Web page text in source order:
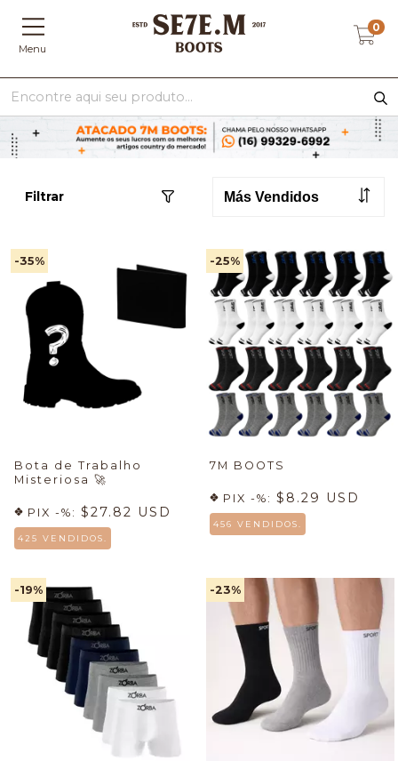
Menu
0
Filtrar
-35%
Bota de Trabalho
Misteriosa 🚀
PIX -%: $27.82 USD
425 VENDIDOS.
-25%
7M BOOTS
PIX -%: $8.29 USD
456 VENDIDOS.
-19% -23%